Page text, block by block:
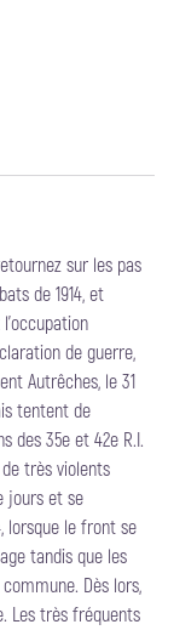
sur les pas
de 1914, et
de guerre,
Autrêches, le 31
tentent de
des 35e et 42e R.I.
très violents
jours et se
lorsque le front se
tandis que les
Dès lors,
Les très fréquents